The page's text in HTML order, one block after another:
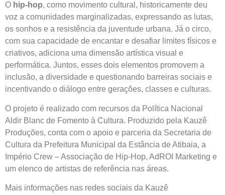
O hip-hop, como movimento cultural, historicamente deu
voz a comunidades marginalizadas, expressando as lutas,
os sonhos e a resistência da juventude urbana. Já o circo,
com sua capacidade de encantar e desafiar limites físicos e
criativos, adiciona uma dimensão artística visual e
performática. Juntos, esses dois elementos promovem a
inclusão, a diversidade e questionando barreiras sociais e
incentivando o diálogo entre gerações, classes e culturas.
O projeto é realizado com recursos da Política Nacional
Aldir Blanc de Fomento à Cultura. Produzido pela Kauzê
Produções, conta com o apoio e parceria da Secretaria de
Cultura da Prefeitura Municipal da Estância de Atibaia, a
Império Crew – Associação de Hip-Hop, AdROI Marketing e
um elenco de artistas de referência nas áreas.
Mais informações nas redes sociais da Kauzê